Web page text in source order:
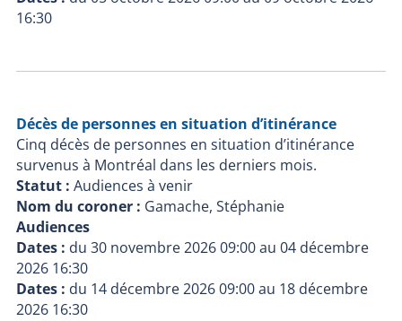
16:30
Décès de personnes en situation d’itinérance
Cinq décès de personnes en situation d’itinérance
survenus à Montréal dans les derniers mois.
Statut : Audiences à venir
Nom du coroner : Gamache, Stéphanie
Audiences
Dates : du 30 novembre 2026 09:00au 04 décembre
2026 16:30
Dates : du 14 décembre 2026 09:00au 18 décembre
2026 16:30